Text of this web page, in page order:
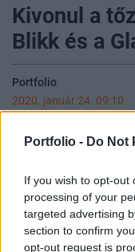
Portfolio - Do Not
If you wish to opt-out
processing of your
targeted advertising
section to confirm
opt-out request is
Kivonul a
Blikk és a
Portfolio
2020. január 24. 09:10
Kivezetik a
tulajdonosai.
Az Axel Springer
kivezetését kéri a